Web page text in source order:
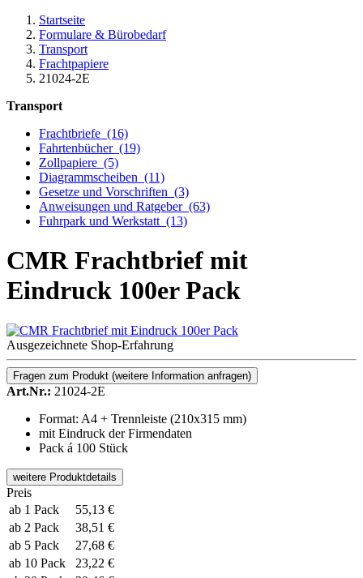
Startseite
Formulare & Bürobedarf
Transport
Frachtpapiere
21024-2E
Transport
Frachtbriefe (16)
Fahrtenbücher (19)
Zollpapiere (5)
Diagrammscheiben (11)
Gesetze und Vorschriften (3)
Anweisungen und Ratgeber (63)
Fuhrpark und Werkstatt (13)
CMR Frachtbrief mit
Eindruck 100er Pack
Ausgezeichnete Shop-Erfahrung
Fragen zum Produkt (weitere Information anfragen)
Art.Nr.: 21024-2E
Format: A4 + Trennleiste (210x315 mm)
mit Eindruck der Firmendaten
Pack á 100 Stück
weitere Produktdetails
Preis
ab 1 Pack
55,13 €
ab 2 Pack
38,51 €
ab 5 Pack
27,68 €
ab 10 Pack
23,22 €